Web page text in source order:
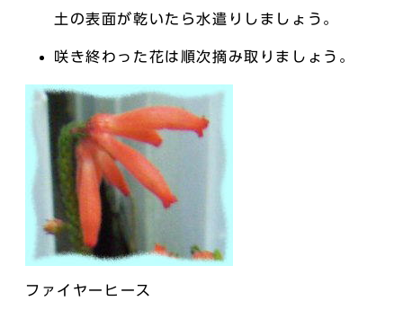
土の表面が乾いたら水遣りしましょう。
咲き終わった花は順次摘み取りましょう。
ファイヤーヒース